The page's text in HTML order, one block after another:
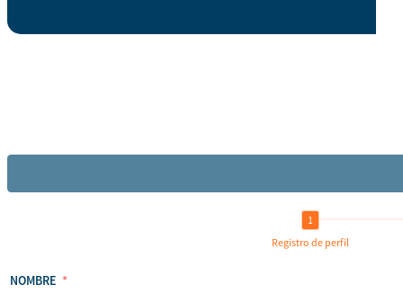
Registro de perfil
NOMBRE